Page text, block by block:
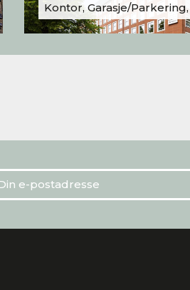
Kontor, Garasje/Parkering, Serveringslokale/Kantine,